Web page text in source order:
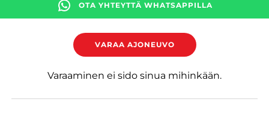
OTA YHTEYTTÄ WHATSAPPILLA
VARAA AJONEUVO
Varaaminen ei sido sinua mihinkään.